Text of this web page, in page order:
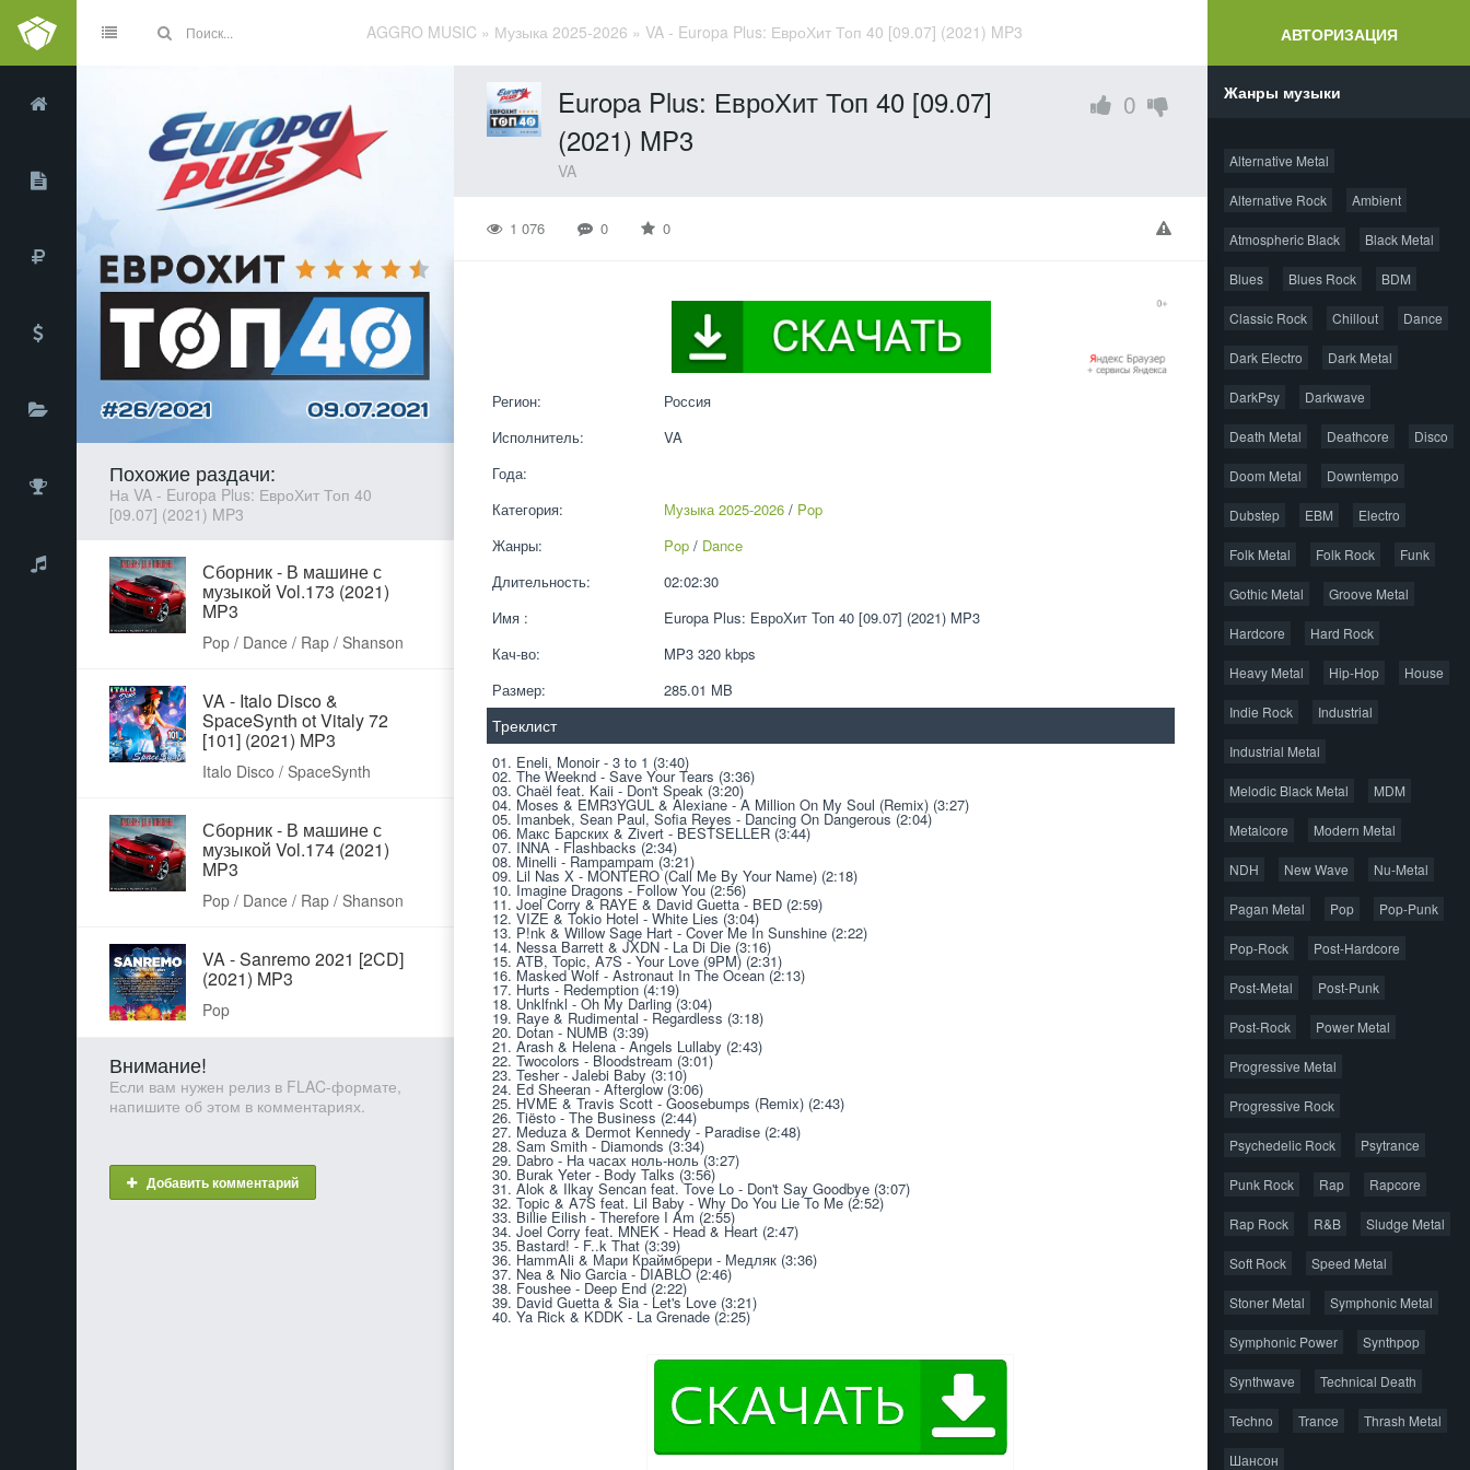
АВТОРИЗАЦИЯ
AGGRO MUSIC » Музыка 2025-2026 » VA - Europa Plus: ЕвроХит Топ 40 [09.07] (2021) MP3
Europa Plus: ЕвроХит Топ 40 [09.07]
(2021) MP3
VA
0
1 076 0 0
Регион:
Россия
Исполнитель:
VA
Года:
Категория:
Музыка 2025-2026 / Pop
Жанры:
Pop / Dance
Длительность:
02:02:30
Имя :
Europa Plus: ЕвроХит Топ 40 [09.07] (2021) MP3
Кач-во:
MP3 320 kbps
Размер:
285.01 MB
Треклист
01. Eneli, Monoir - 3 to 1 (3:40)
02. The Weeknd - Save Your Tears (3:36)
03. Chaёl feat. Kaii - Don't Speak (3:20)
04. Moses & EMR3YGUL & Alexiane - A Million On My Soul (Remix) (3:27)
05. Imanbek, Sean Paul, Sofia Reyes - Dancing On Dangerous (2:04)
06. Макс Барских & Zivert - BESTSELLER (3:44)
07. INNA - Flashbacks (2:34)
08. Minelli - Rampampam (3:21)
09. Lil Nas X - MONTERO (Call Me By Your Name) (2:18)
10. Imagine Dragons - Follow You (2:56)
11. Joel Corry & RAYE & David Guetta - BED (2:59)
12. VIZE & Tokio Hotel - White Lies (3:04)
13. P!nk & Willow Sage Hart - Cover Me In Sunshine (2:22)
14. Nessa Barrett & JXDN - La Di Die (3:16)
15. ATB, Topic, A7S - Your Love (9PM) (2:31)
16. Masked Wolf - Astronaut In The Ocean (2:13)
17. Hurts - Redemption (4:19)
18. Unklfnkl - Oh My Darling (3:04)
19. Raye & Rudimental - Regardless (3:18)
20. Dotan - NUMB (3:39)
21. Arash & Helena - Angels Lullaby (2:43)
22. Twocolors - Bloodstream (3:01)
23. Tesher - Jalebi Baby (3:10)
24. Ed Sheeran - Afterglow (3:06)
25. HVME & Travis Scott - Goosebumps (Remix) (2:43)
26. Tiësto - The Business (2:44)
27. Meduza & Dermot Kennedy - Paradise (2:48)
28. Sam Smith - Diamonds (3:34)
29. Dabro - На часах ноль-ноль (3:27)
30. Burak Yeter - Body Talks (3:56)
31. Alok & Ilkay Sencan feat. Tove Lo - Don't Say Goodbye (3:07)
32. Topic & A7S feat. Lil Baby - Why Do You Lie To Me (2:52)
33. Billie Eilish - Therefore I Am (2:55)
34. Joel Corry feat. MNEK - Head & Heart (2:47)
35. Bastard! - F..k That (3:39)
36. HammAli & Мари Краймбрери - Медляк (3:36)
37. Nea & Nio Garcia - DIABLO (2:46)
38. Foushee - Deep End (2:22)
39. David Guetta & Sia - Let's Love (3:21)
40. Ya Rick & KDDK - La Grenade (2:25)
Похожие раздачи:
На VA - Europa Plus: ЕвроХит Топ 40
[09.07] (2021) MP3
Сборник - В машине с
музыкой Vol.173 (2021)
MP3
Pop / Dance / Rap / Shanson
VA - Italo Disco &
SpaceSynth ot Vitaly 72
[101] (2021) MP3
Italo Disco / SpaceSynth
Сборник - В машине с
музыкой Vol.174 (2021)
MP3
Pop / Dance / Rap / Shanson
VA - Sanremo 2021 [2CD]
(2021) MP3
Pop
Внимание!
Если вам нужен релиз в FLAC-формате,
напишите об этом в комментариях.
Добавить комментарий
Жанры музыки
Alternative Metal
Alternative Rock Ambient
Atmospheric Black Black Metal
Blues Blues Rock BDM
Classic Rock Chillout Dance
Dark Electro Dark Metal
DarkPsy Darkwave
Death Metal Deathcore Disco
Doom Metal Downtempo
Dubstep EBM Electro
Folk Metal Folk Rock Funk
Gothic Metal Groove Metal
Hardcore Hard Rock
Heavy Metal Hip-Hop House
Indie Rock Industrial
Industrial Metal
Melodic Black Metal MDM
Metalcore Modern Metal
NDH New Wave Nu-Metal
Pagan Metal Pop Pop-Punk
Pop-Rock Post-Hardcore
Post-Metal Post-Punk
Post-Rock Power Metal
Progressive Metal
Progressive Rock
Psychedelic Rock Psytrance
Punk Rock Rap Rapcore
Rap Rock R&B Sludge Metal
Soft Rock Speed Metal
Stoner Metal Symphonic Metal
Symphonic Power Synthpop
Synthwave Technical Death
Techno Trance Thrash Metal
Шансон